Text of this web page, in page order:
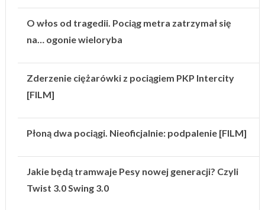
O włos od tragedii. Pociąg metra zatrzymał się
na… ogonie wieloryba
Zderzenie ciężarówki z pociągiem PKP Intercity
[FILM]
Płoną dwa pociągi. Nieoficjalnie: podpalenie [FILM]
Jakie będą tramwaje Pesy nowej generacji? Czyli
Twist 3.0 Swing 3.0